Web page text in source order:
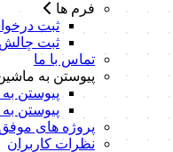
فرم ها
ثبت
ثبت چالش
تماس با ما
پیوستن به
پیوستن به
پیوستن
پروژه های موفق
نظرات کاربران